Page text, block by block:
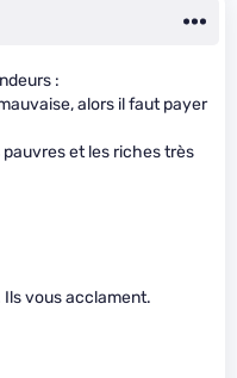
:
alors il faut payer
et les riches très
Ils vous acclament.